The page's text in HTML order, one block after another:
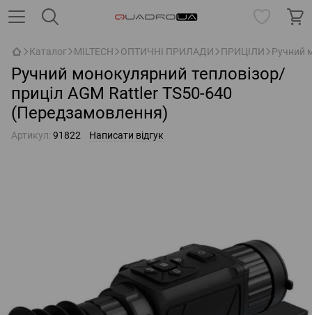
Каталог MILTECH ОПТИЧНІ ПРИЛАДИ ПРИЦІЛИ Ручний
Ручний монокулярний тепловізор/
приціл AGM Rattler TS50-640
(Передзамовлення)
Артикул: 91822 Написати відгук